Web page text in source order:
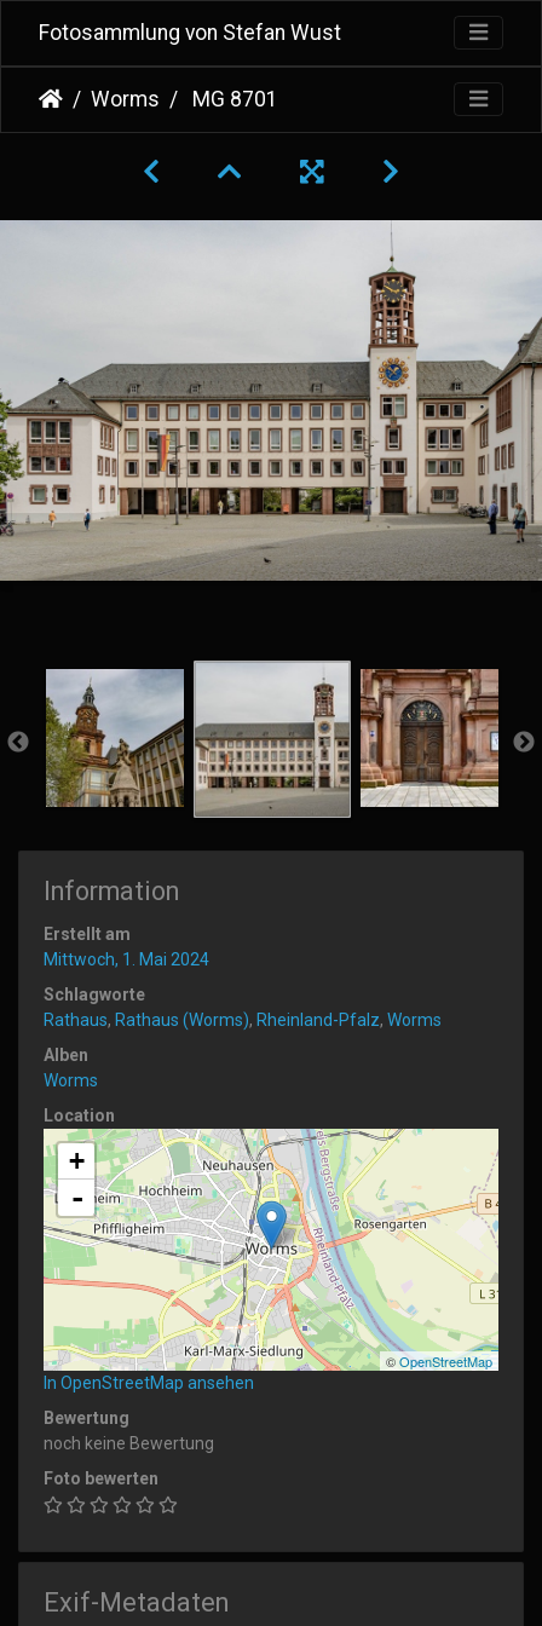
Fotosammlung von Stefan Wust
Worms MG 8701
Information
Erstellt am
Mittwoch, 1. Mai 2024
Schlagworte
Rathaus, Rathaus (Worms), Rheinland-Pfalz, Worms
Alben
Worms
Location
+
-
©OpenStreetMap
In OpenStreetMap ansehen
Bewertung
noch keine Bewertung
Foto bewerten
Exif-Metadaten